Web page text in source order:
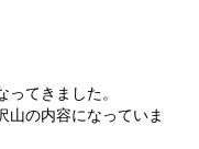
てきました。
山の内容になっていま